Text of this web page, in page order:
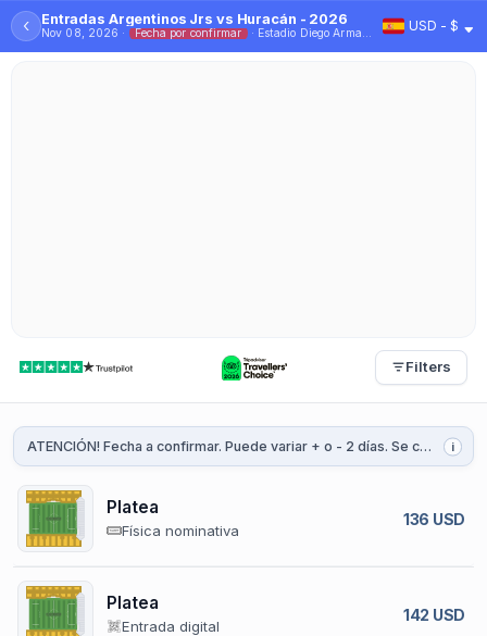
‹ Entradas Argentinos Jrs vs Huracán - 2026
Nov 08, 2026 · Fecha por confirmar · Estadio Diego Armando Maradona USD - $
Filters
ATENCIÓN! Fecha a confirmar. Puede variar + o - 2 días. Se confirmará 1 o 2 semanas antes del partido. i
Platea
Física nominativa
136 USD
Platea
Entrada digital
142 USD